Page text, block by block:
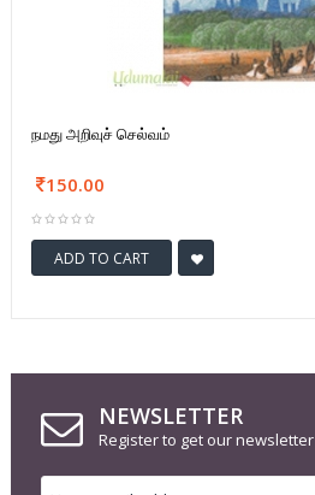
நமது அறிவுச் செல்வம்
150.00
ADD TO CART
NEWSLETTER
Register to get our newsletter